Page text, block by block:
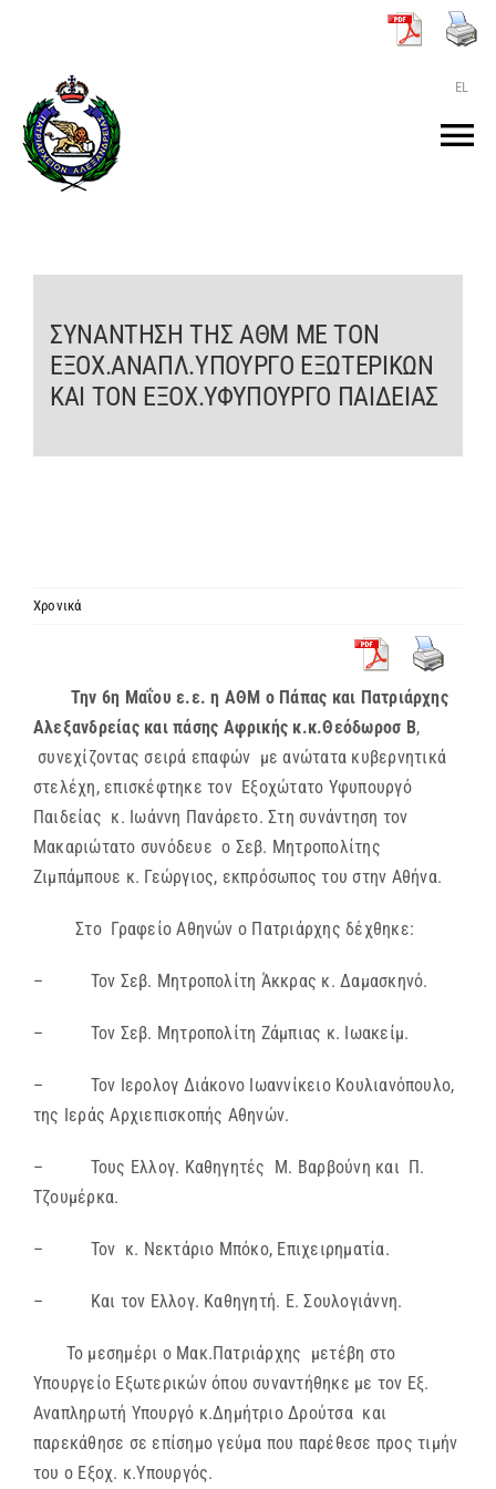
περιεχόμενο
EL
ΤΟ ΠΑΤΡΙΑΡΧΕΙΟ
ΕΝΗΜΕΡΩΣΗ
ΣΥΝΔΕΣΕΙΣ
ΣΥΝΑΝΤΗΣΗ ΤΗΣ ΑΘΜ ΜΕ ΤΟΝ
ΕΞΟΧ.ΑΝΑΠΛ.ΥΠΟΥΡΓΟ ΕΞΩΤΕΡΙΚΩΝ
ΚΑΙ ΤΟΝ ΕΞΟΧ.ΥΦΥΠΟΥΡΓΟ ΠΑΙΔΕΙΑΣ
Χρονικά
Την 6η Μαΐου ε.ε. η ΑΘΜ ο Πάπας και Πατριάρχης
Αλεξανδρείας και πάσης Αφρικής κ.κ.Θεόδωροσ Β,
συνεχίζοντας σειρά επαφών με ανώτατα κυβερνητικά
στελέχη, επισκέφτηκε τον Εξοχώτατο Υφυπουργό
Παιδείας κ. Ιωάννη Πανάρετο. Στη συνάντηση τον
Μακαριώτατο συνόδευε ο Σεβ. Μητροπολίτης
Ζιμπάμπουε κ. Γεώργιος, εκπρόσωπος του στην Αθήνα.
Στο Γραφείο Αθηνών ο Πατριάρχης δέχθηκε:
– Τον Σεβ. Μητροπολίτη Άκκρας κ. Δαμασκηνό.
– Τον Σεβ. Μητροπολίτη Ζάμπιας κ. Ιωακείμ.
– Τον Ιερολογ Διάκονο Ιωαννίκειο Κουλιανόπουλο,
της Ιεράς Αρχιεπισκοπής Αθηνών.
– Τους Ελλογ. Καθηγητές Μ. Βαρβούνη και Π.
Τζουμέρκα.
– Τον κ. Νεκτάριο Μπόκο, Επιχειρηματία.
– Και τον Ελλογ. Καθηγητή. Ε. Σουλογιάννη.
Το μεσημέρι ο Μακ.Πατριάρχης μετέβη στο
Υπουργείο Εξωτερικών όπου συναντήθηκε με τον Εξ.
Αναπληρωτή Υπουργό κ.Δημήτριο Δρούτσα και
παρεκάθησε σε επίσημο γεύμα που παρέθεσε προς τιμήν
του ο Εξοχ. κ.Υπουργός.